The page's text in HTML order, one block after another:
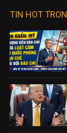
TIN HOT